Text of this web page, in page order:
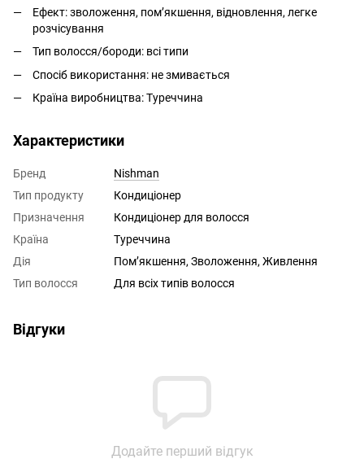
Ефект: зволоження, пом’якшення, відновлення, легке
розчісування
Тип волосся/бороди: всі типи
Спосіб використання: не змивається
Країна виробництва: Туреччина
Характеристики
Бренд
Nishman
Тип продукту
Кондиціонер
Призначення
Кондиціонер для волосся
Країна
Туреччина
Дія
Помʼякшення, Зволоження, Живлення
Тип волосся
Для всіх типів волосся
Відгуки
Додайте перший відгук